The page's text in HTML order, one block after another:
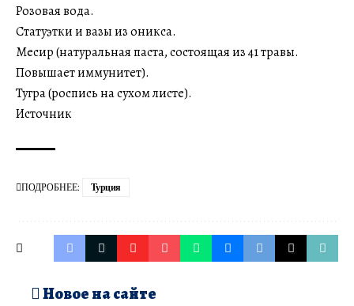
Розовая вода.
Статуэтки и вазы из оникса.
Месир (натуральная паста, состоящая из 41 травы.
Повышает иммунитет).
Тугра (роспись на сухом листе).
Источник
ПОДРОБНЕЕ: Турция
Новое на сайте